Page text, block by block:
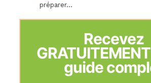
préparer...